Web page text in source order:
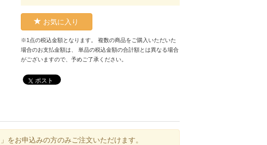
お気に入り
※1点の税込金額となります。 複数の商品をご購入いただいた
場合のお支払金額は、 単品の税込金額の合計額とは異なる場合
がございますので、予めご了承ください。
ポスト
」をお申込みの方のみご注文いただけます。